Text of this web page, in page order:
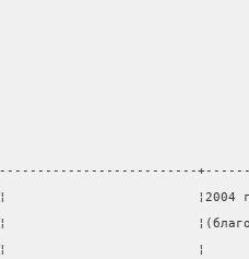
--------------------------
¦                         ¦2004 год
¦
¦                         ¦